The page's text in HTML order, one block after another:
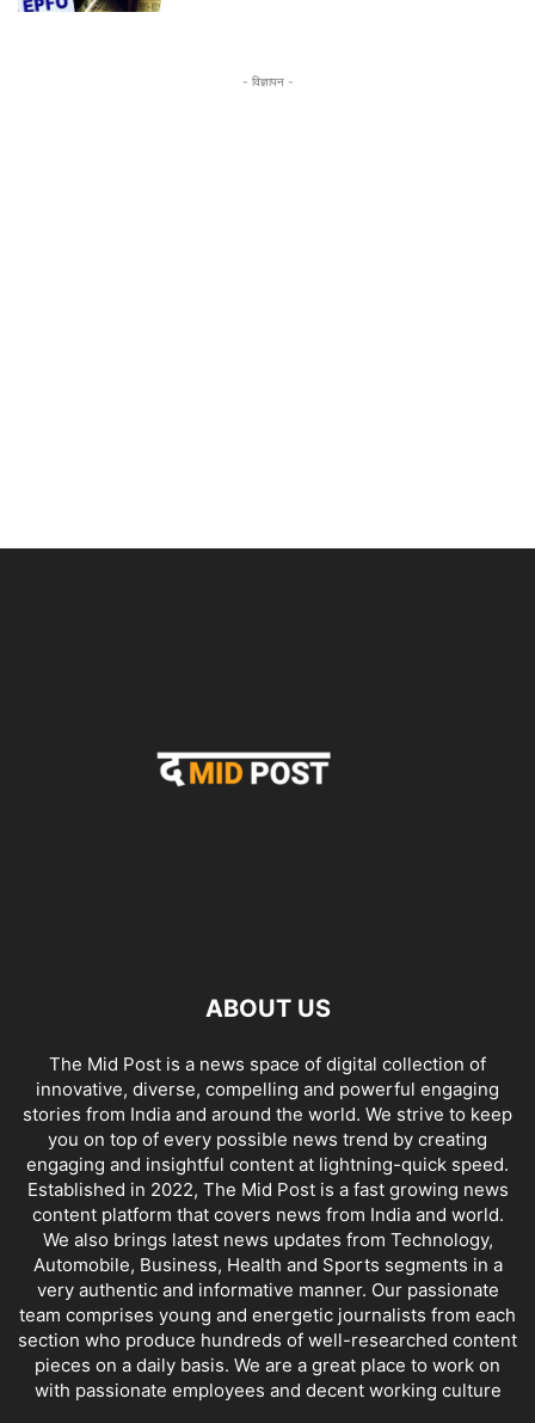
- विज्ञापन -
ABOUT US
The Mid Post is a news space of digital collection of
innovative, diverse, compelling and powerful engaging
stories from India and around the world. We strive to keep
you on top of every possible news trend by creating
engaging and insightful content at lightning-quick speed.
Established in 2022, The Mid Post is a fast growing news
content platform that covers news from India and world.
We also brings latest news updates from Technology,
Automobile, Business, Health and Sports segments in a
very authentic and informative manner. Our passionate
team comprises young and energetic journalists from each
section who produce hundreds of well-researched content
pieces on a daily basis. We are a great place to work on
with passionate employees and decent working culture